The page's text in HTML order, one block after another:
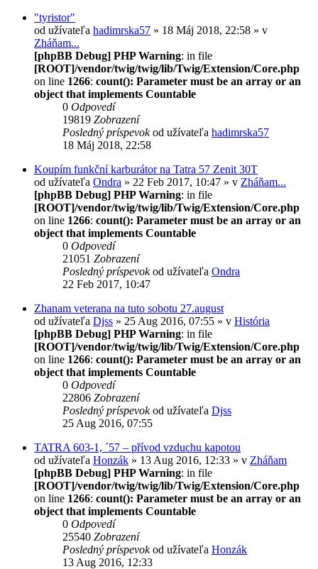
"tyristor"
od užívateľa hadimrska57 » 18 Máj 2018, 22:58 » v
Zháňam...
[phpBB Debug] PHP Warning: in file
[ROOT]/vendor/twig/twig/lib/Twig/Extension/Core.php
on line 1266: count(): Parameter must be an array or an
object that implements Countable
0 Odpovedí
19819 Zobrazení
Posledný príspevokod užívateľa hadimrska57
18 Máj 2018, 22:58
Koupím funkční karburátor na Tatra 57 Zenit 30T
od užívateľa Ondra » 22 Feb 2017, 10:47 » v Zháňam...
[phpBB Debug] PHP Warning: in file
[ROOT]/vendor/twig/twig/lib/Twig/Extension/Core.php
on line 1266: count(): Parameter must be an array or an
object that implements Countable
0 Odpovedí
21051 Zobrazení
Posledný príspevokod užívateľa Ondra
22 Feb 2017, 10:47
Zhanam veterana na tuto sobotu 27.august
od užívateľa Djss » 25 Aug 2016, 07:55 » v História
[phpBB Debug] PHP Warning: in file
[ROOT]/vendor/twig/twig/lib/Twig/Extension/Core.php
on line 1266: count(): Parameter must be an array or an
object that implements Countable
0 Odpovedí
22806 Zobrazení
Posledný príspevokod užívateľa Djss
25 Aug 2016, 07:55
TATRA 603-1, ´57 – přívod vzduchu kapotou
od užívateľa Honzák » 13 Aug 2016, 12:33 » v Zháňam
[phpBB Debug] PHP Warning: in file
[ROOT]/vendor/twig/twig/lib/Twig/Extension/Core.php
on line 1266: count(): Parameter must be an array or an
object that implements Countable
0 Odpovedí
25540 Zobrazení
Posledný príspevokod užívateľa Honzák
13 Aug 2016, 12:33